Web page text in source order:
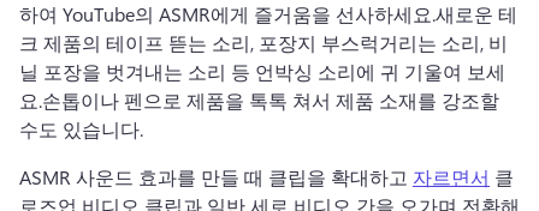
하여 YouTube의 ASMR에게 즐거움을 선사하세요.새로운 테
크 제품의 테이프 뜯는 소리, 포장지 부스럭거리는 소리, 비
닐 포장을 벗겨내는 소리 등 언박싱 소리에 귀 기울여 보세
요.손톱이나 펜으로 제품을 톡톡 쳐서 제품 소재를 강조할
수도 있습니다.
ASMR 사운드 효과를 만들 때 클립을 확대하고 자르면서 클
로즈업 비디오 클립과 일반 세로 비디오 간을 오가며 전환해